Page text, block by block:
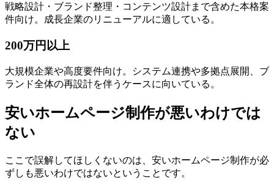
戦略設計・ブランド整理・コンテンツ設計まで含めた本格案
件向け。成長企業のリニューアルに適している。
200万円以上
大規模企業や高度要件向け。システム連携や多拠点展開、ブ
ランド全体の再設計を伴うケースに向いている。
安いホームページ制作が悪いわけでは
ない
ここで誤解してほしくないのは、安いホームページ制作が必
ずしも悪いわけではないということです。